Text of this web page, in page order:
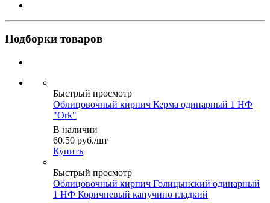
Подборки товаров
Быстрый просмотр
Облицовочный кирпич Керма одинарный 1 НФ
"Ork"
В наличии
60.50 руб./шт
Купить
Быстрый просмотр
Облицовочный кирпич Голицынский одинарный
1 НФ Коричневый капучино гладкий